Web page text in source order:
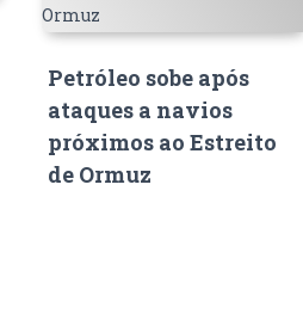
Petróleo sobe após
ataques a navios
próximos ao Estreito
de Ormuz